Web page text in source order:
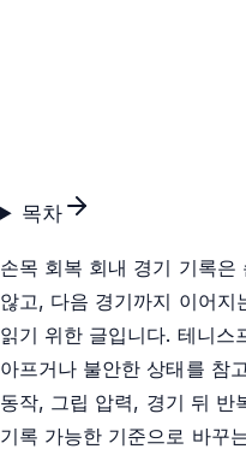
목차
손목 회복 회내 경기 기록은
않고, 다음 경기까지 이어지
읽기 위한 글입니다. 테니스
아프거나 불안한 상태를 참
동작, 그립 압력, 경기 뒤 반
기록 가능한 기준으로 바꾸